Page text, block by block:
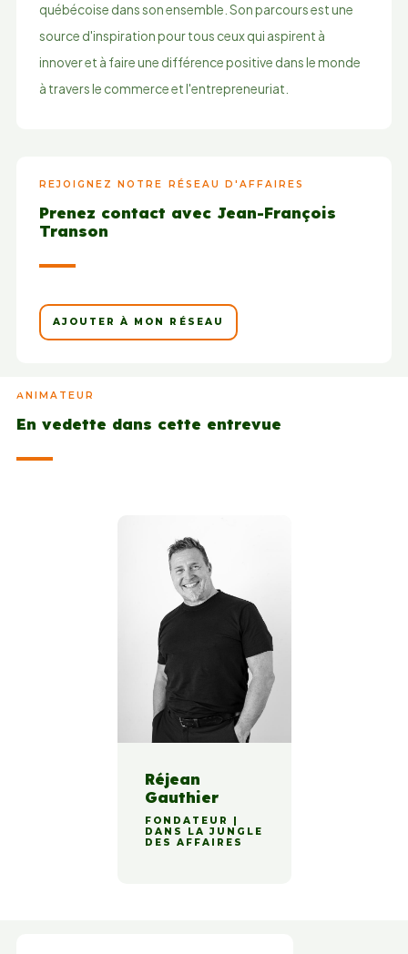
québécoise dans son ensemble. Son parcours est une
source d'inspiration pour tous ceux qui aspirent à
innover et à faire une différence positive dans le monde
à travers le commerce et l'entrepreneuriat.
REJOIGNEZ NOTRE RÉSEAU D'AFFAIRES
Prenez contact avec Jean-François
Transon
AJOUTER À MON RÉSEAU
ANIMATEUR
En vedette dans cette entrevue
Réjean
Gauthier
FONDATEUR |
DANS LA JUNGLE
DES AFFAIRES